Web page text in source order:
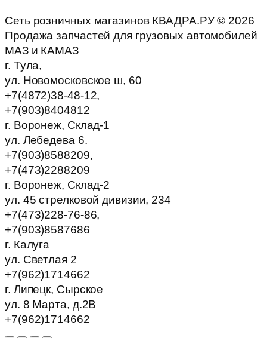
Сеть розничных магазинов КВАДРА.РУ © 2026
Продажа запчастей для грузовых автомобилей
МАЗ и КАМАЗ
г. Тула,
ул. Новомосковское ш, 60
+7(4872)38-48-12,
+7(903)8404812
г. Воронеж, Склад-1
ул. Лебедева 6.
+7(903)8588209,
+7(473)2288209
г. Воронеж, Склад-2
ул. 45 стрелковой дивизии, 234
+7(473)228-76-86,
+7(903)8587686
г. Калуга
ул. Светлая 2
+7(962)1714662
г. Липецк, Сырское
ул. 8 Марта, д.2В
+7(962)1714662